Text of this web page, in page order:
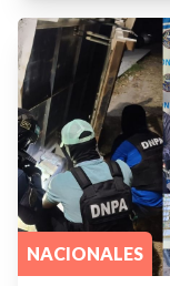
NACIONALES